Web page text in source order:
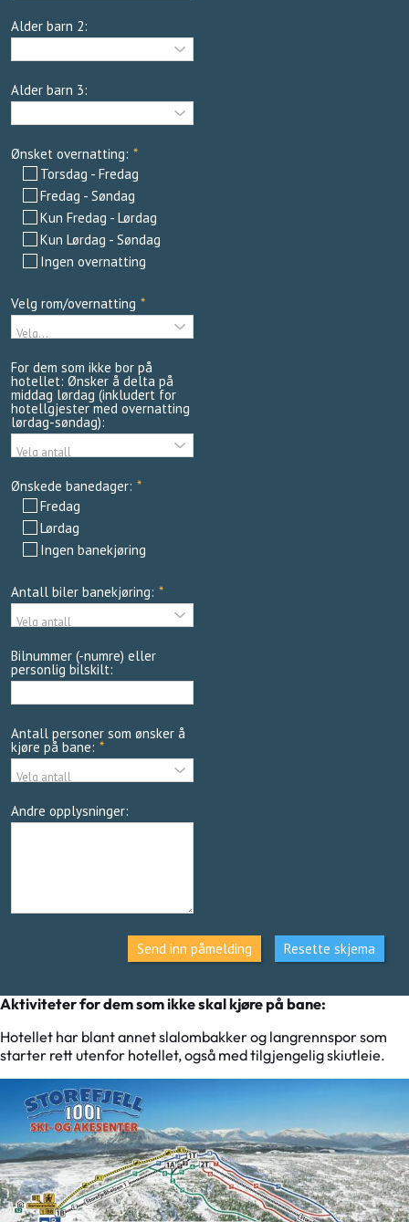
Alder barn 2:
Alder barn 3:
Ønsket overnatting: *
Torsdag - Fredag
Fredag - Søndag
Kun Fredag - Lørdag
Kun Lørdag - Søndag
Ingen overnatting
Velg rom/overnatting *
For dem som ikke bor på
hotellet: Ønsker å delta på
middag lørdag (inkludert for
hotellgjester med overnatting
lørdag-søndag):
Ønskede banedager: *
Fredag
Lørdag
Ingen banekjøring
Antall biler banekjøring: *
Bilnummer (-numre) eller
personlig bilskilt:
Antall personer som ønsker å
kjøre på bane: *
Andre opplysninger:
Send inn påmelding Resette skjema
Aktiviteter for dem som ikke skal kjøre på bane:
Hotellet har blant annet slalombakker og langrennspor som
starter rett utenfor hotellet, også med tilgjengelig skiutleie.